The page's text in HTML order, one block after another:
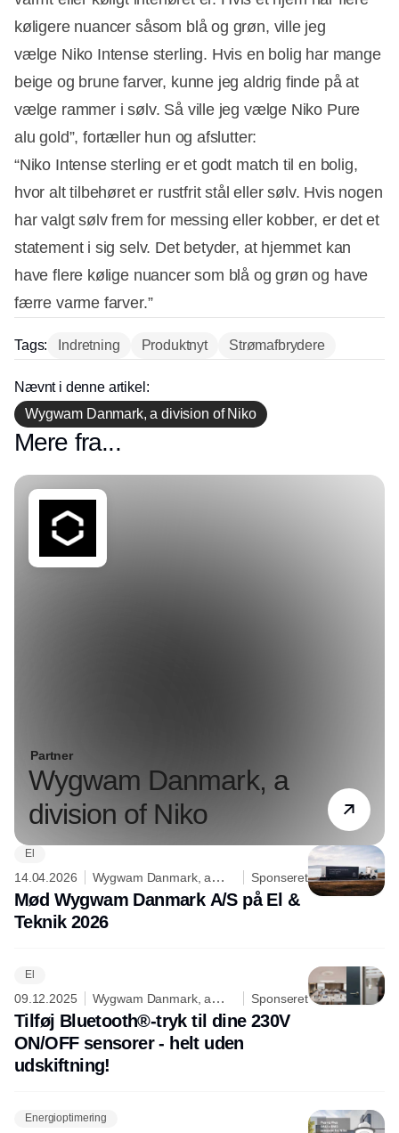
køligere nuancer såsom blå og grøn, ville jeg
vælge Niko Intense sterling. Hvis en bolig har mange
beige og brune farver, kunne jeg aldrig finde på at
vælge rammer i sølv. Så ville jeg vælge Niko Pure
alu gold”, fortæller hun og afslutter:
“Niko Intense sterling er et godt match til en bolig,
hvor alt tilbehøret er rustfrit stål eller sølv. Hvis nogen
har valgt sølv frem for messing eller kobber, er det et
statement i sig selv. Det betyder, at hjemmet kan
have flere kølige nuancer som blå og grøn og have
færre varme farver.”
Tags: Indretning Produktnyt Strømafbrydere
Nævnt i denne artikel:
Wygwam Danmark, a division of Niko
Mere fra...
Partner
Wygwam Danmark, a
division of Niko
El
14.04.2026
Wygwam Danmark, a
division of Niko
Sponseret
Mød Wygwam Danmark A/S på El &
Teknik 2026
El
09.12.2025
Wygwam Danmark, a
division of Niko
Sponseret
Tilføj Bluetooth®-tryk til dine 230V
ON/OFF sensorer - helt uden
udskiftning!
Energioptimering